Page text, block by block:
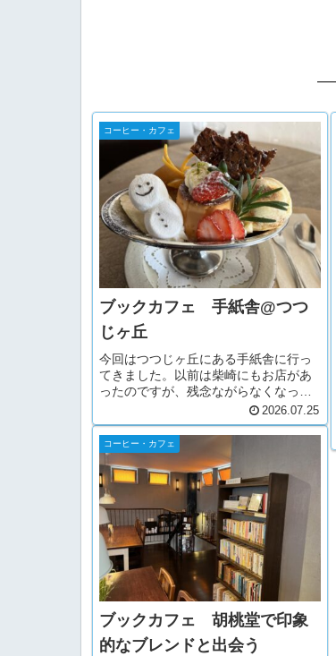
コーヒー・カフェ
ブックカフェ 手紙舎@つつ
じヶ丘
今回はつつじヶ丘にある手紙舎に行っ
てきました。以前は柴崎にもお店があ
ったのですが、残念ながらなくなって
しまいました。つつじヶ丘点は駅から
遠く住宅地にあります。団地の隣でア
クセスはよくないためクルマで向かい
ました。駐車場ば偶然空いていたので
す...
2026.07.25
コーヒー・カフェ
ブックカフェ 胡桃堂で印象
的なブレンドと出会う